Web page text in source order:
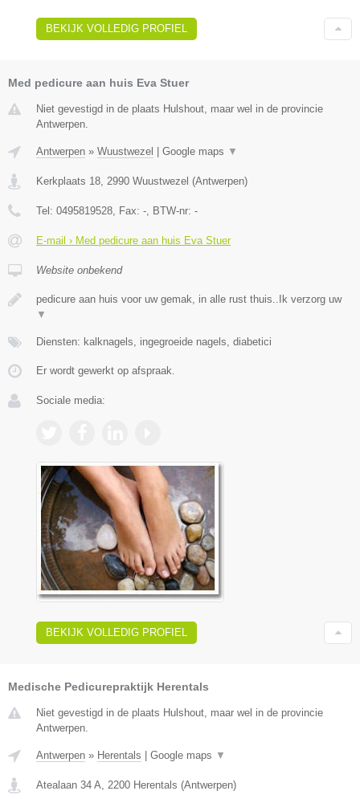
BEKIJK VOLLEDIG PROFIEL
Med pedicure aan huis Eva Stuer
Niet gevestigd in de plaats Hulshout, maar wel in de provincie
Antwerpen.
Antwerpen » Wuustwezel Google maps ▼
Kerkplaats 18 2990 Wuustwezel (Antwerpen)
Tel: 0495819528 , Fax: - , BTW-nr: -
E-mail › Med pedicure aan huis Eva Stuer
Website onbekend
pedicure aan huis voor uw gemak, in alle rust thuis..Ik verzorg uw
▼
Diensten: kalknagels, ingegroeide nagels, diabetici
Er wordt gewerkt op afspraak.
Sociale media:
BEKIJK VOLLEDIG PROFIEL
Medische Pedicurepraktijk Herentals
Niet gevestigd in de plaats Hulshout, maar wel in de provincie
Antwerpen.
Antwerpen » Herentals Google maps ▼
Atealaan 34 A, 2200 Herentals (Antwerpen)